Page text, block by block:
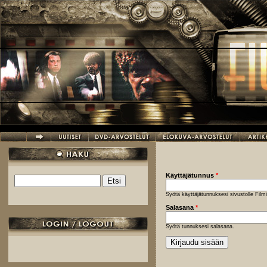
Hyppää pääsisältöön
Hakulomake
Käyttäjätunnus *
Syötä käyttäjätunnuksesi sivustolle
Salasana *
Syötä tunnuksesi salasana.